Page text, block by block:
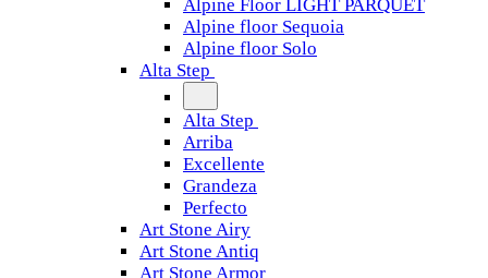
Alpine Floor LIGHT PARQUET
Alpine floor Sequoia
Alpine floor Solo
Alta Step
Alta Step
Arriba
Excellente
Grandeza
Perfecto
Art Stone Airy
Art Stone Antiq
Art Stone Armor